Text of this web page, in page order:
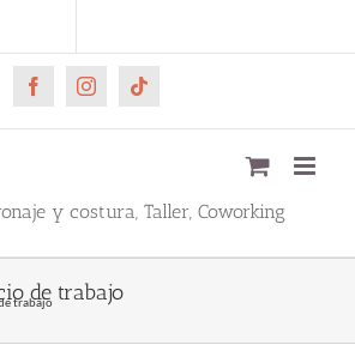
FacebookInstagramTiktok
y costura, Taller, Coworking
de trabajo
trabajo